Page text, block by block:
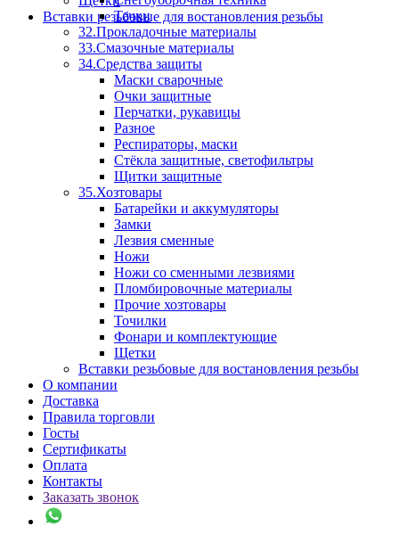
Вставки резьбовые для востановления резьбы
Тачки
32.Прокладочные материалы
33.Смазочные материалы
34.Средства защиты
Маски сварочные
Очки защитные
Перчатки, рукавицы
Разное
Респираторы, маски
Стёкла защитные, светофильтры
Щитки защитные
35.Хозтовары
Батарейки и аккумуляторы
Замки
Лезвия сменные
Ножи
Ножи со сменными лезвиями
Пломбировочные материалы
Прочие хозтовары
Точилки
Фонари и комплектующие
Щетки
Вставки резьбовые для востановления резьбы
О компании
Доставка
Правила торговли
Госты
Сертификаты
Оплата
Контакты
Заказать звонок